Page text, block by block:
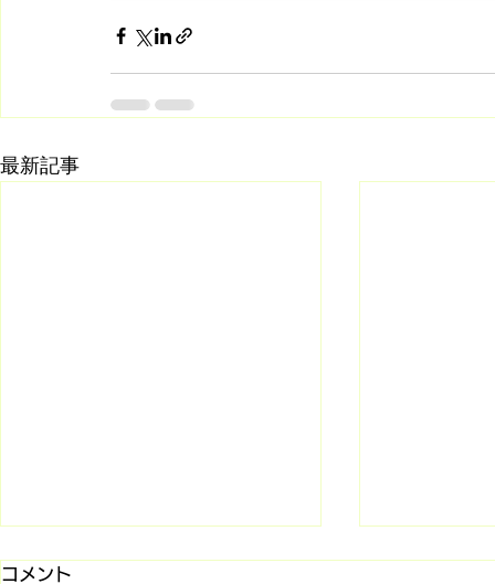
最新記事
コメント